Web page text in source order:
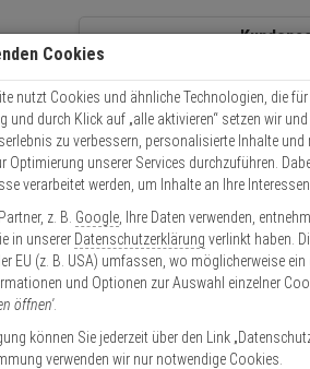
Kontaktservice
Mo. - Do.: 8:00 - 16:30 Fr. 8:00 - 14:00
DS-2CD2746G2-IZS(2.8-12mm)(C) IP-
12mm)(C) IP-Kamera
Cookies
nutzt Cookies und ähnliche Technologien, die
und durch Klick auf „alle aktivieren“ setzen wir
zu verbessern, personalisierte Inhalte
Optimierung unserer Services durchzuführen.
verarbeitet werden, um Inhalte an Ihre
z. B. Google , Ihre Daten verwenden,
in unserer Datenschutzerklärung verlinkt haben.
EU (z. B. USA) umfassen, wo möglicherweise
und Optionen zur Auswahl einzelner
öffnen'.
können Sie jederzeit über den Link
verwenden wir nur notwendige Cookies.